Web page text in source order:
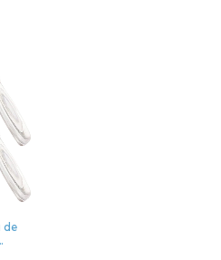
de